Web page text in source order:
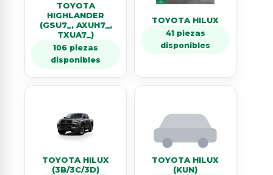
TOYOTA
HIGHLANDER
(GSU7_, AXUH7_,
TXUA7_)
106 piezas
disponibles
TOYOTA HILUX
41 piezas
disponibles
TOYOTA HILUX
(3B/3C/3D)
TOYOTA HILUX
(KUN)